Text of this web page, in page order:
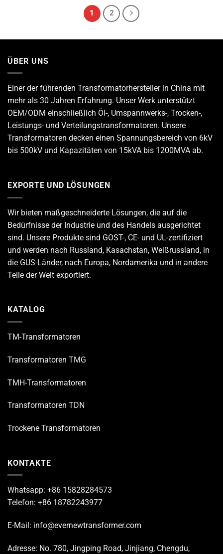
1 2
ÜBER UNS
Einer der führenden Transformatorherstellerin China mit
mehr als 30 Jahren Erfahrung. Unser Werk unterstützt
OEM/ODM einschließlich Öl-, Umspannwerks-, Trocken-,
Leistungs- und Verteilungstransformatoren. Unsere
Transformatoren decken einen Spannungsbereich von 6kV
bis 500kV und Kapazitäten von 15kVA bis 1200MVA ab.
EXPORTE UND LÖSUNGEN
Wir bieten maßgeschneiderte Lösungen, die auf die
Bedürfnisse der Industrie und des Handels ausgerichtet
sind. Unsere Produkte sind GOST-, CE- und UL-zertifiziert
und werden nach Russland, Kasachstan, Weißrussland, in
die GUS-Länder, nach Europa, Nordamerika und in andere
Teile der Welt exportiert.
KATALOG
TM-Transformatoren
Transformatoren TMG
TMH-Transformatoren
Transformatoren TDN
Trockene Transformatoren
KONTAKTE
Whatsapp: +86 15828284573
Telefon: +86 18782243977
E-Mail: info@evernewtransformer.com
Adresse: No. 780, Jingping Road, Jinjiang, Chengdu,